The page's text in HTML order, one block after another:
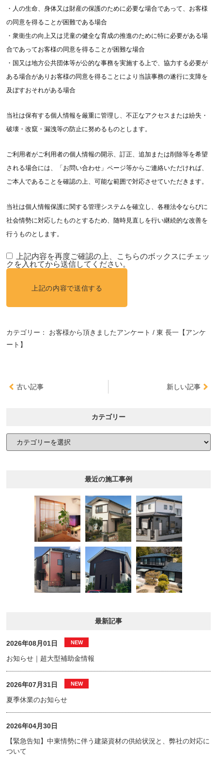
・人の生命、身体又は財産の保護のために必要な場合であって、お客様
の同意を得ることが困難である場合
・衆衛生の向上又は児童の健全な育成の推進のために特に必要がある場
合であってお客様の同意を得ることが困難な場合
・国又は地方公共団体等が公的な事務を実施する上で、協力する必要が
ある場合がありお客様の同意を得ることにより当該事務の遂行に支障を
及ぼすおそれがある場合
当社は保有する個人情報を厳重に管理し、不正なアクセスまたは紛失・
破壊・改竄・漏洩等の防止に努めるものとします。
ご利用者がご利用者の個人情報の開示、訂正、追加または削除等を希望
される場合には、「お問い合わせ」ページ等からご連絡いただければ、
ご本人であることを確認の上、可能な範囲で対応させていただきます。
当社は個人情報保護に関する管理システムを確立し、各種法令ならびに
社会情勢に対応したものとするため、随時見直しを行い継続的な改善を
行うものとします。
上記内容を再度ご確認の上、こちらのボックスにチェッ
クを入れてから送信してください。
カテゴリー： お客様から頂きましたアンケート
東 長一【アンケ
ート】
古い記事 新しい記事
カテゴリー
最近の施工事例
最新記事
2026年08月01日
お知らせ｜超大型補助金情報
2026年07月31日
夏季休業のお知らせ
2026年04月30日
【緊急告知】中東情勢に伴う建築資材の供給状況と、弊社の対応に
ついて